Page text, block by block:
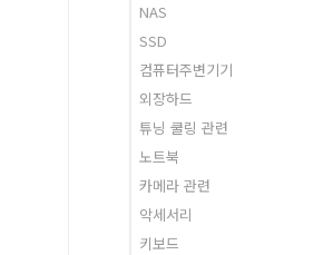
NAS
SSD
컴퓨터주변기기
외장하드
튜닝 쿨링 관련
노트북
카메라 관련
악세서리
키보드